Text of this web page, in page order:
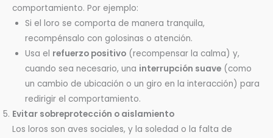
comportamiento. Por ejemplo:
Si el loro se comporta de manera tranquila,
recompénsalo con golosinas o atención.
Usa el refuerzo positivo(recompensar la calma) y,
cuando sea necesario, una interrupción suave(como
un cambio de ubicación o un giro en la interacción) para
redirigir el comportamiento.
Evitar sobreprotección o aislamiento
Los loros son aves sociales, y la soledad o la falta de